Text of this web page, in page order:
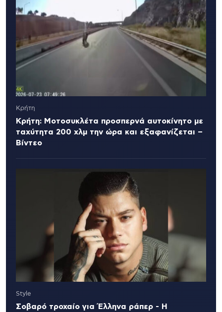
Κρήτη
Κρήτη: Μοτοσυκλέτα προσπερνά αυτοκίνητο με
ταχύτητα 200 χλμ την ώρα και εξαφανίζεται –
Βίντεο
Style
Σοβαρό τροχαίο για Έλληνα ράπερ - Η